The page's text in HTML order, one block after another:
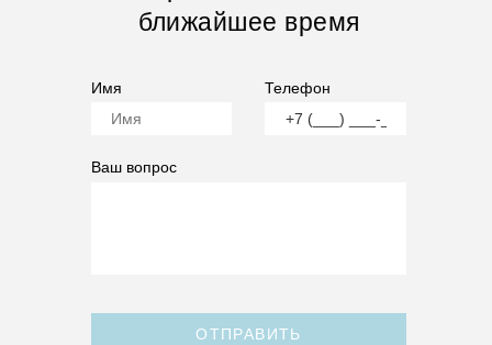
ближайшее время
Имя Телефон
Ваш вопрос
ОТПРАВИТЬ